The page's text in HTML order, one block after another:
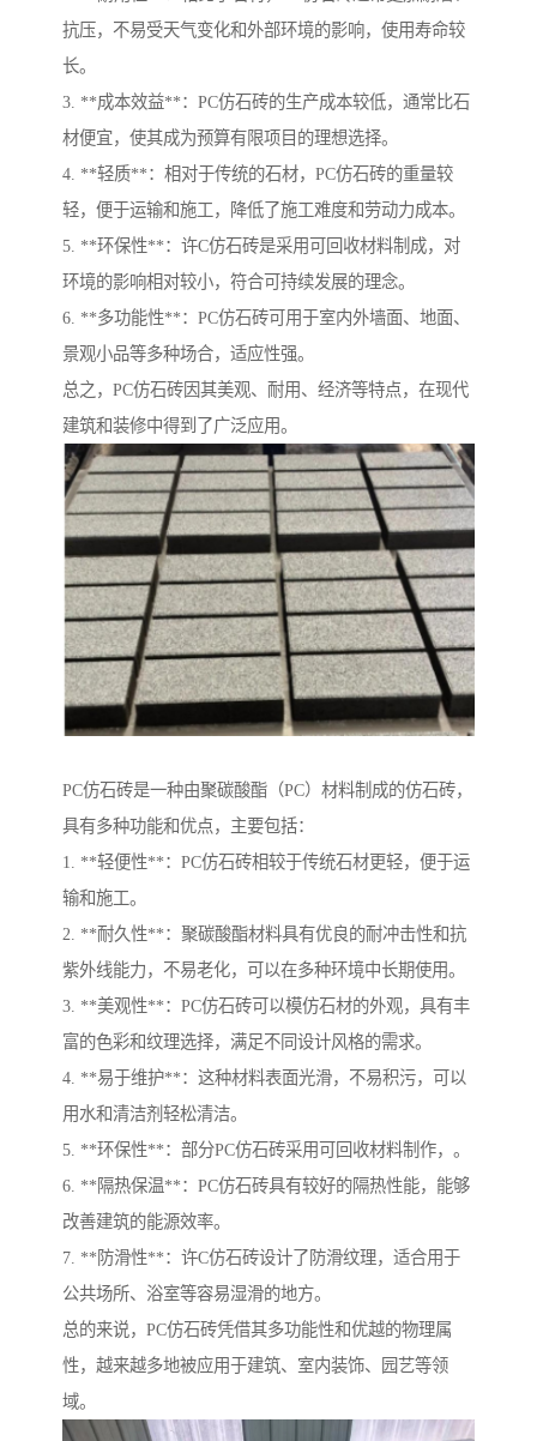
抗压，不易受天气变化和外部环境的影响，使用寿命较
长。
3. **成本效益**：PC仿石砖的生产成本较低，通常比石
材便宜，使其成为预算有限项目的理想选择。
4. **轻质**：相对于传统的石材，PC仿石砖的重量较
轻，便于运输和施工，降低了施工难度和劳动力成本。
5. **环保性**：许C仿石砖是采用可回收材料制成，对
环境的影响相对较小，符合可持续发展的理念。
6. **多功能性**：PC仿石砖可用于室内外墙面、地面、
景观小品等多种场合，适应性强。
总之，PC仿石砖因其美观、耐用、经济等特点，在现代
建筑和装修中得到了广泛应用。
PC仿石砖是一种由聚碳酸酯（PC）材料制成的仿石砖，
具有多种功能和优点，主要包括：
1. **轻便性**：PC仿石砖相较于传统石材更轻，便于运
输和施工。
2. **耐久性**：聚碳酸酯材料具有优良的耐冲击性和抗
紫外线能力，不易老化，可以在多种环境中长期使用。
3. **美观性**：PC仿石砖可以模仿石材的外观，具有丰
富的色彩和纹理选择，满足不同设计风格的需求。
4. **易于维护**：这种材料表面光滑，不易积污，可以
用水和清洁剂轻松清洁。
5. **环保性**：部分PC仿石砖采用可回收材料制作，。
6. **隔热保温**：PC仿石砖具有较好的隔热性能，能够
改善建筑的能源效率。
7. **防滑性**：许C仿石砖设计了防滑纹理，适合用于
公共场所、浴室等容易湿滑的地方。
总的来说，PC仿石砖凭借其多功能性和优越的物理属
性，越来越多地被应用于建筑、室内装饰、园艺等领
域。